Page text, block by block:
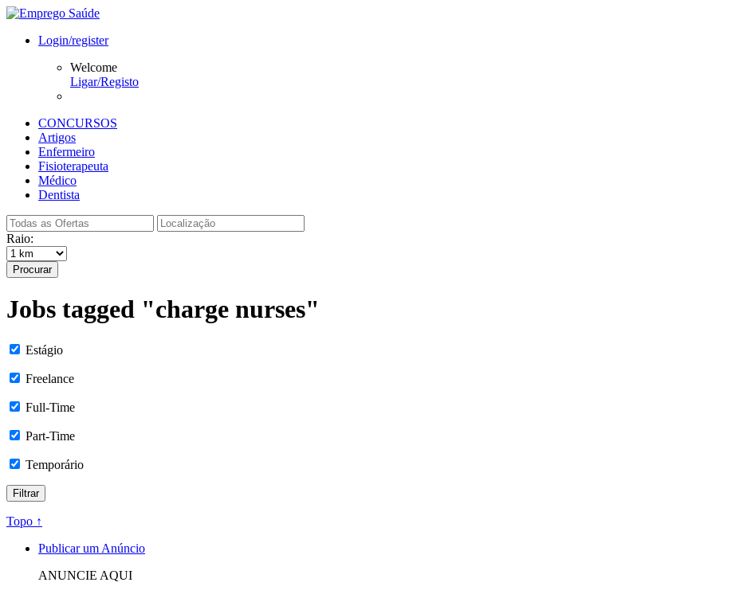
Login/register
Welcome
Ligar/Registo
CONCURSOS
Artigos
Enfermeiro
Fisioterapeuta
Médico
Dentista
Raio:
Procurar
Jobs tagged "charge nurses"
Estágio
Freelance
Full-Time
Part-Time
Temporário
Topo ↑
Publicar um Anúncio
ANUNCIE AQUI